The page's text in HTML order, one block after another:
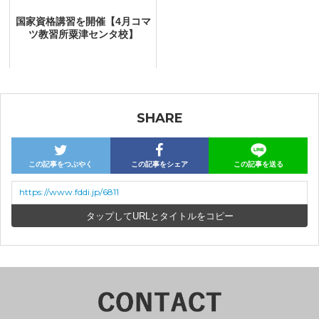
国家資格講習を開催【4月コマ
ツ教習所粟津センタ校】
SHARE
この記事をつぶやく この記事をシェア この記事を送る
https://www.fddi.jp/6811
URLとタイトルをコピー